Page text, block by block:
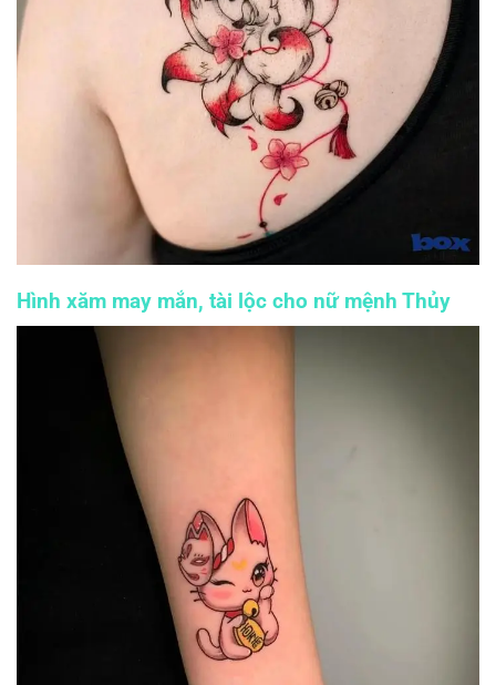
Hình xăm may mắn, tài lộc cho nữ mệnh Thủy